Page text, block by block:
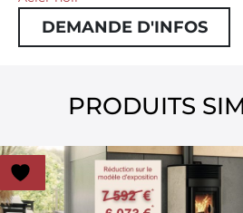
DEMANDE D'INFOS
PRODUITS